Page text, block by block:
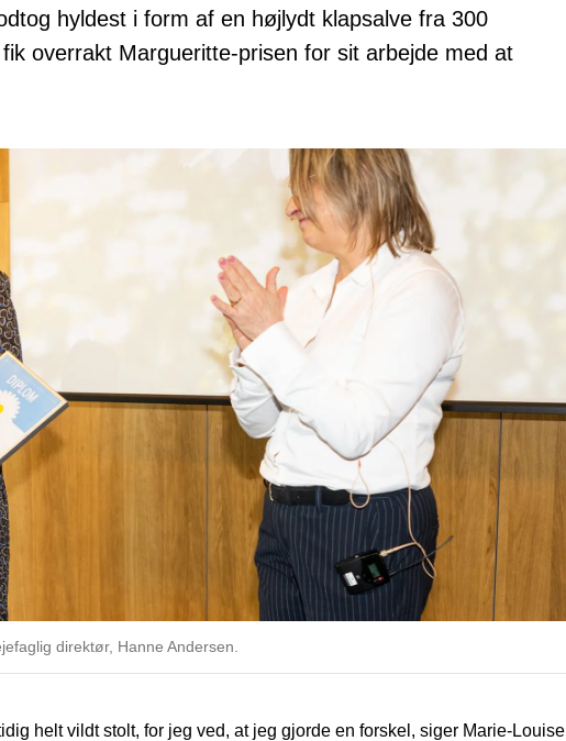
hyldest i form af en højlydt klapsalve fra 300
overrakt Margueritte-prisen for sit arbejde med at
direktør, Hanne Andersen.
helt vildt stolt, for jeg ved, at jeg gjorde en forskel, siger Marie-Louise